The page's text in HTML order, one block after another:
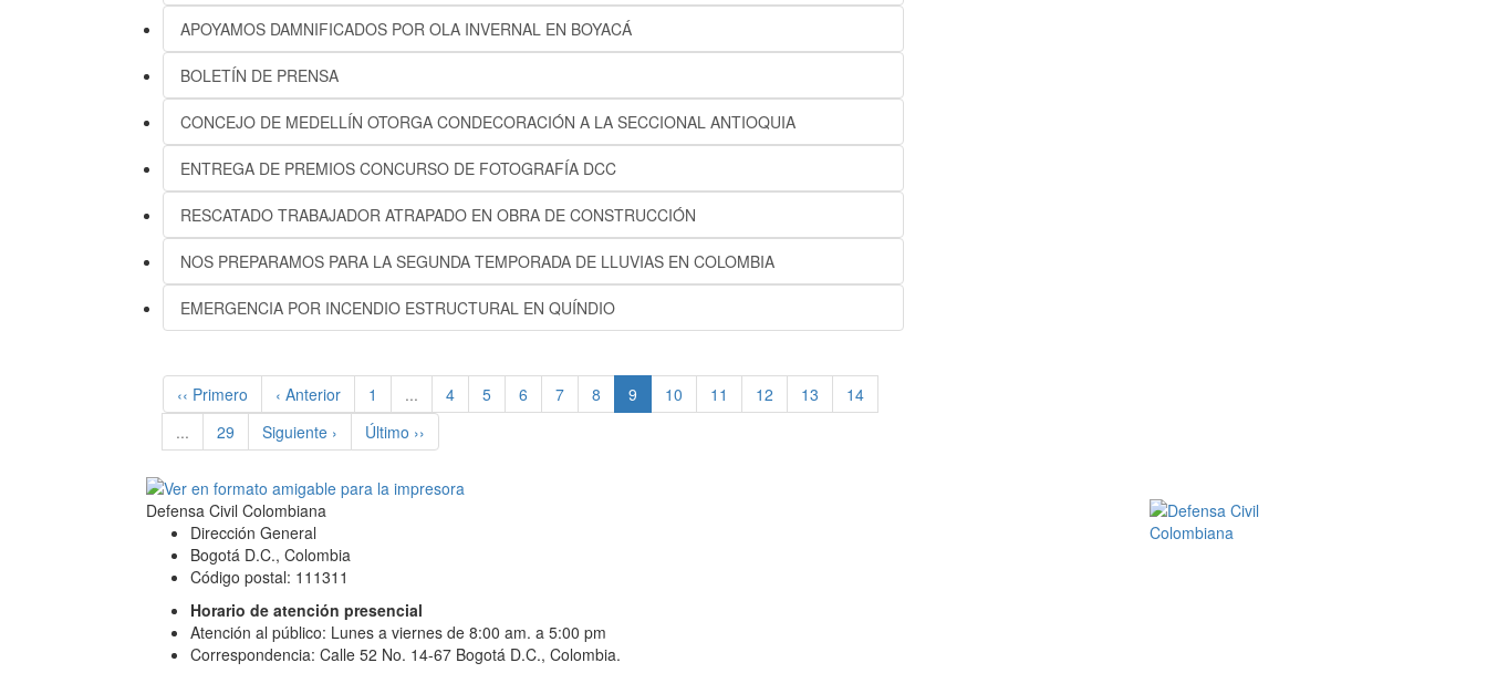
APOYAMOS DAMNIFICADOS POR OLA INVERNAL EN BOYACÁ
BOLETÍN DE PRENSA
CONCEJO DE MEDELLÍN OTORGA CONDECORACIÓN A LA SECCIONAL ANTIOQUIA
ENTREGA DE PREMIOS CONCURSO DE FOTOGRAFÍA DCC
RESCATADO TRABAJADOR ATRAPADO EN OBRA DE CONSTRUCCIÓN
NOS PREPARAMOS PARA LA SEGUNDA TEMPORADA DE LLUVIAS EN COLOMBIA
EMERGENCIA POR INCENDIO ESTRUCTURAL EN QUÍNDIO
‹‹ Primero ‹ Anterior 1 ... 4 5 6 7 8 9 (current)
10 11 12 13
14
...
29 Siguiente › Último ››
Defensa Civil Colombiana
Dirección General
Bogotá D.C., Colombia
Código postal: 111311
Horario de atención presencial
Atención al público: Lunes a viernes de 8:00 am. a 5:00 pm
Correspondencia: Calle 52 No. 14-67 Bogotá D.C., Colombia.